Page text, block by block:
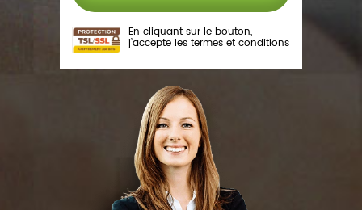
En cliquant sur le bouton,
j’accepte les termes et conditions